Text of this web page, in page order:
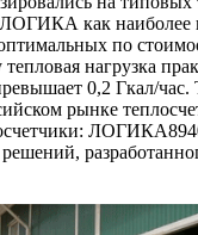
как наиболее
по
нагрузка
0,2 Гкал/
рынке